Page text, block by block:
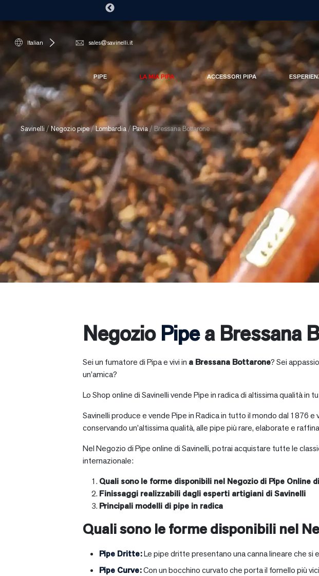
Italian sales@savinelli.it
PIPE LA MIA PIPA ACCESSORI PIPA
Savinelli / Negozio pipe/Lombardia /Pavia / Bressana Bottarone
Negozio Pipea Bressana
Sei un fumatore di Pipa e vivi in a Bressana Bottarone? Sei
un’amica?
Lo Shop online di Savinelli vende Pipe in radica di altissima qualità in
Savinelli produce e vende Pipe in Radica in tutto il mondo dal 1876
conservando un’altissima qualità, alle pipe più rare, elaborate e
Nel Negozio di Pipe online di Savinelli, potrai acquistare tutte le
internazionale:
Quali sono le forme disponibili nel Negozio di Pipe Online
Finissaggi realizzabili dagli esperti artigiani di Savinelli
Principali modelli di pipe in radica
Quali sono le forme disponibili nel
Pipe Dritte:Le pipe dritte presentano una canna lineare che
Pipe Curve:Con un bocchino curvato che porta il fornello più